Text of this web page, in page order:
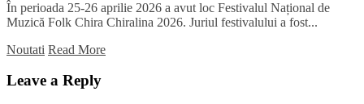
În perioada 25-26 aprilie 2026 a avut loc Festivalul Național de
Muzică Folk Chira Chiralina 2026. Juriul festivalului a fost...
Noutati Read More
Leave a Reply